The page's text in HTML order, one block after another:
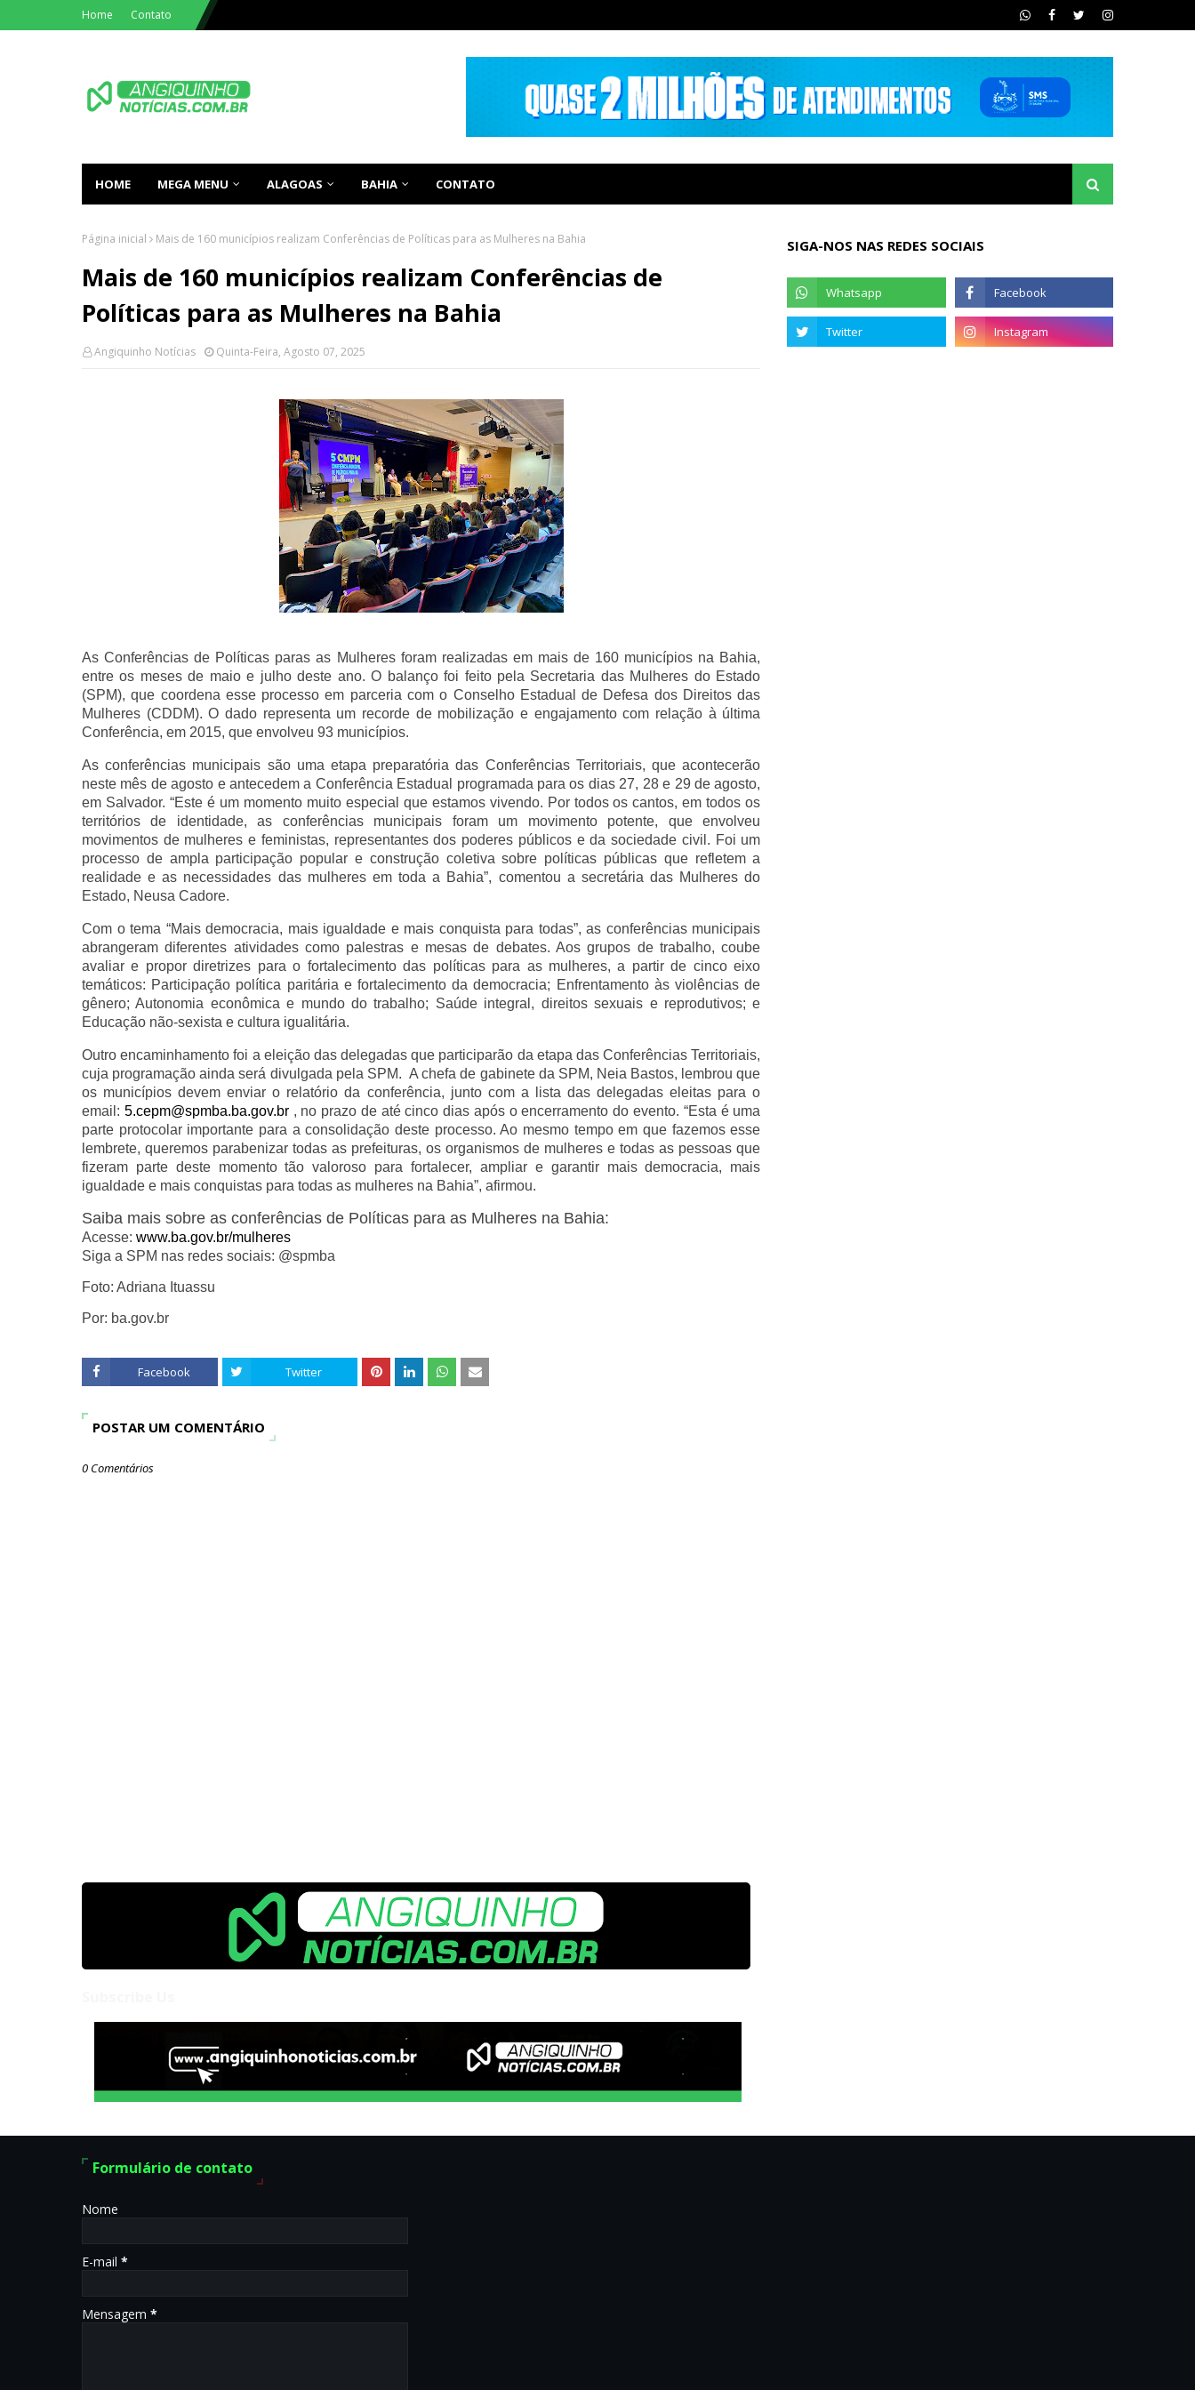
Home Contato
HOME MEGA MENU ALAGOAS BAHIA CONTATO
Página inicial Mais de 160 municípios realizam Conferências de Políticas para as Mulheres na Bahia
Mais de 160 municípios realizam Conferências de
Políticas para as Mulheres na Bahia
Angiquinho Notícias Quinta-Feira, Agosto 07, 2025
As Conferências de Políticas paras as Mulheres foram realizadas em mais de 160 municípios na Bahia,
entre os meses de maio e julho deste ano. O balanço foi feito pela Secretaria das Mulheres do Estado
(SPM), que coordena esse processo em parceria com o Conselho Estadual de Defesa dos Direitos das
Mulheres (CDDM). O dado representa um recorde de mobilização e engajamento com relação à última
Conferência, em 2015, que envolveu 93 municípios.
As conferências municipais são uma etapa preparatória das Conferências Territoriais, que acontecerão
neste mês de agosto e antecedem a Conferência Estadual programada para os dias 27, 28 e 29 de agosto,
em Salvador. “Este é um momento muito especial que estamos vivendo. Por todos os cantos, em todos os
territórios de identidade, as conferências municipais foram um movimento potente, que envolveu
movimentos de mulheres e feministas, representantes dos poderes públicos e da sociedade civil. Foi um
processo de ampla participação popular e construção coletiva sobre políticas públicas que refletem a
realidade e as necessidades das mulheres em toda a Bahia”, comentou a secretária das Mulheres do
Estado, Neusa Cadore.
Com o tema “Mais democracia, mais igualdade e mais conquista para todas”, as conferências municipais
abrangeram diferentes atividades como palestras e mesas de debates. Aos grupos de trabalho, coube
avaliar e propor diretrizes para o fortalecimento das políticas para as mulheres, a partir de cinco eixo
temáticos: Participação política paritária e fortalecimento da democracia; Enfrentamento às violências de
gênero; Autonomia econômica e mundo do trabalho; Saúde integral, direitos sexuais e reprodutivos; e
Educação não-sexista e cultura igualitária.
Outro encaminhamento foi a eleição das delegadas que participarão da etapa das Conferências Territoriais,
cuja programação ainda será divulgada pela SPM. A chefa de gabinete da SPM, Neia Bastos, lembrou que
os municípios devem enviar o relatório da conferência, junto com a lista das delegadas eleitas para o
email: 5.cepm@spmba.ba.gov.br, no prazo de até cinco dias após o encerramento do evento. “Esta é uma
parte protocolar importante para a consolidação deste processo. Ao mesmo tempo em que fazemos esse
lembrete, queremos parabenizar todas as prefeituras, os organismos de mulheres e todas as pessoas que
fizeram parte deste momento tão valoroso para fortalecer, ampliar e garantir mais democracia, mais
igualdade e mais conquistas para todas as mulheres na Bahia”, afirmou.
Saiba mais sobre as conferências de Políticas para as Mulheres na Bahia:
Acesse: www.ba.gov.br/mulheres
Siga a SPM nas redes sociais: @spmba
Foto: Adriana Ituassu
Por: ba.gov.br
Facebook Twitter
POSTAR UM COMENTÁRIO
0 Comentários
SIGA-NOS NAS REDES SOCIAIS
Formulário de contato
Nome
E-mail *
Mensagem *